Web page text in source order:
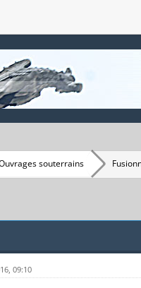
souterrains
09:10